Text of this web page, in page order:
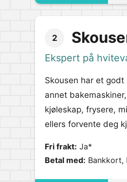
2
Ekspert på
Skousen har et
annet
kjøleskap, frysere,
ellers forvente deg
Fri frakt: Ja*
Betal med: Bankkort,